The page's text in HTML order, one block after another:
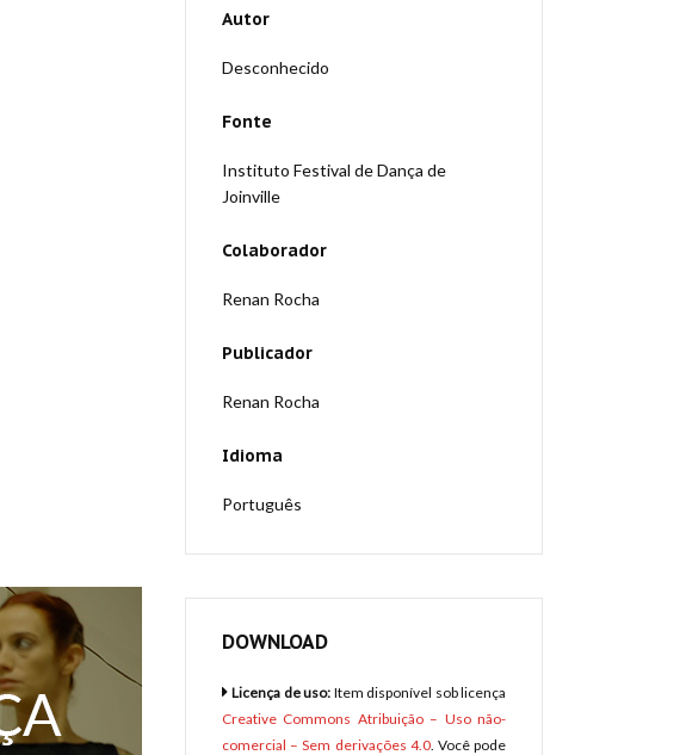
Autor
Desconhecido
Fonte
Instituto Festival de Dança de
Joinville
Colaborador
Renan Rocha
Publicador
Renan Rocha
Idioma
Português
DOWNLOAD
Licença de uso: Item disponível sob licença
Creative Commons Atribuição – Uso não-
comercial – Sem derivações 4.0. Você pode